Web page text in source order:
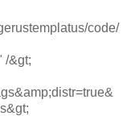
code/
/&gt;